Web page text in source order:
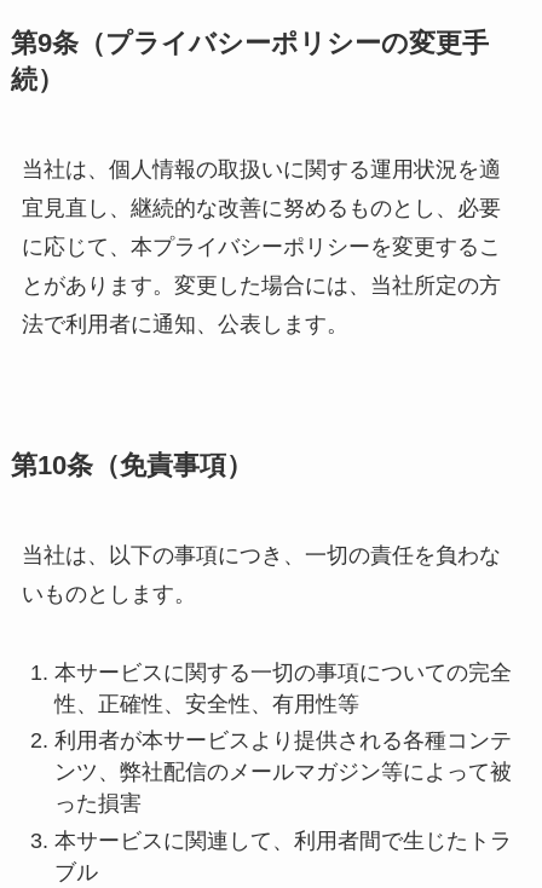
第9条（プライバシーポリシーの変更手
続）
当社は、個人情報の取扱いに関する運用状況を適
宜見直し、継続的な改善に努めるものとし、必要
に応じて、本プライバシーポリシーを変更するこ
とがあります。変更した場合には、当社所定の方
法で利用者に通知、公表します。
第10条（免責事項）
当社は、以下の事項につき、一切の責任を負わな
いものとします。
本サービスに関する一切の事項についての完全
性、正確性、安全性、有用性等
利用者が本サービスより提供される各種コンテ
ンツ、弊社配信のメールマガジン等によって被
った損害
本サービスに関連して、利用者間で生じたトラ
ブル